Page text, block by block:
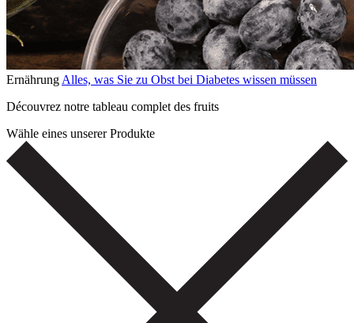
Ernährung Alles, was Sie zu Obst bei Diabetes wissen müssen
Découvrez notre tableau complet des fruits
Wähle eines unserer Produkte